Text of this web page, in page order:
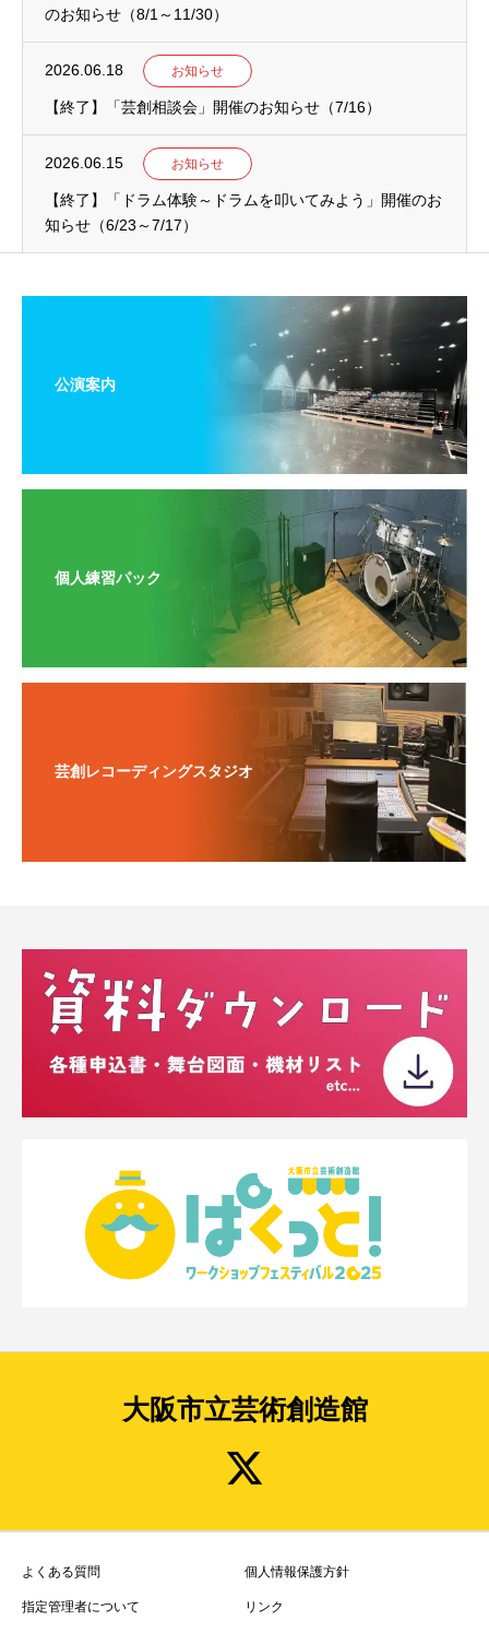
のお知らせ（8/1～11/30）
2026.06.18 お知らせ
【終了】「芸創相談会」開催のお知らせ（7/16）
2026.06.15 お知らせ
【終了】「ドラム体験～ドラムを叩いてみよう」開催のお
知らせ（6/23～7/17）
公演案内
個人練習パック
芸創レコーディングスタジオ
大阪市立芸術創造館
よくある質問 個人情報保護方針
指定管理者について リンク